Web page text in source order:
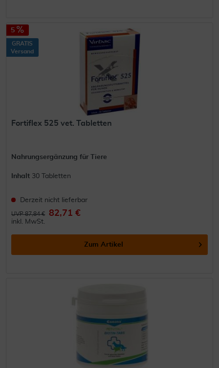
5
GRATIS
Versand
Fortiflex 525 vet. Tabletten
Nahrungsergänzung für Tiere
Inhalt 30 Tabletten
Derzeit nicht lieferbar
UVP 87,84 € 82,71 €
inkl. MwSt.
Zum Artikel